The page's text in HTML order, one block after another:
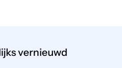
vernieuwd